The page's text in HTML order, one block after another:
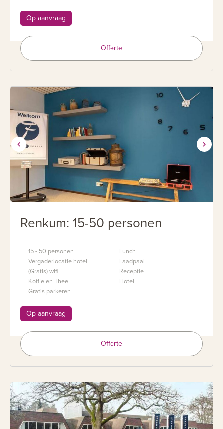
Op aanvraag
Offerte
Renkum: 15-50 personen
15 - 50 personen
Vergaderlocatie hotel
(Gratis) wifi
Koffie en Thee
Gratis parkeren
Lunch
Laadpaal
Receptie
Hotel
Op aanvraag
Offerte